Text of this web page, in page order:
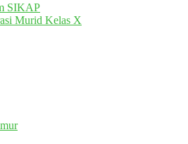
SIKAP
Murid Kelas X